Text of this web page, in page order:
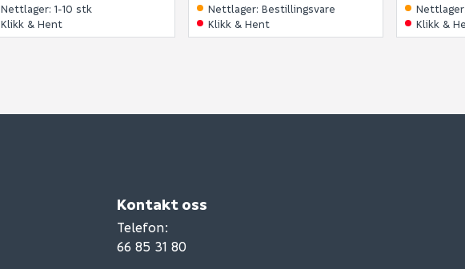
Nettlager:1-10 stk
Klikk & Hent
Nettlager:Bestillingsvare
Klikk & Hent
Nettlager:
Klikk &
Kontakt oss
Telefon:
66 85 31 80